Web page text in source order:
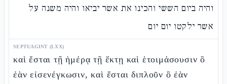
והיה ביום הששי והכינו את אשר יביאו והיה משנה על
אשר ילקטו יום יום
SEPTUAGINT (LXX)
καὶ ἔσται τῇ ἡμέρᾳ τῇ ἕκτῃ καὶ ἑτοιμάσουσιν ὃ
ἐὰν εἰσενέγκωσιν, καὶ ἔσται διπλοῦν ὃ ἐὰν